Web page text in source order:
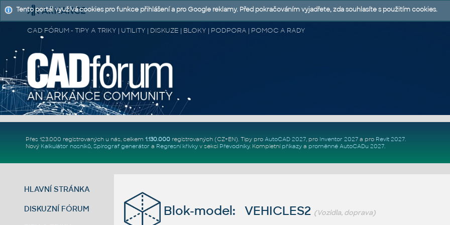
CAD FÓRUM - TIPY A TRIKY | UTILITY | DISKUZE | BLOKY | PODPORA | POMOC A RADY
Přes 123.000 registrovaných u nás, celkem 1.130.000registrovaných (CZ+EN). Tipy pro AutoCAD 2027, pro Inventor 2027a pro Revit 2027.
Nový Kalkulátor nosníků, Spirograf generátor a Regresní křivkyv sekci Převodníky. Kompletní příkazya proměnné AutoCADu 2027.
HLAVNÍ STRÁNKA
DISKUZNÍ FÓRUM Blok-model: VEHICLES2 (Vozidla, doprava)
Tento portál využívá cookies pro funkce přihlášení a pro Google reklamy. Před pokračováním vyjadřete, zda souhlasíte s použitím cookies.